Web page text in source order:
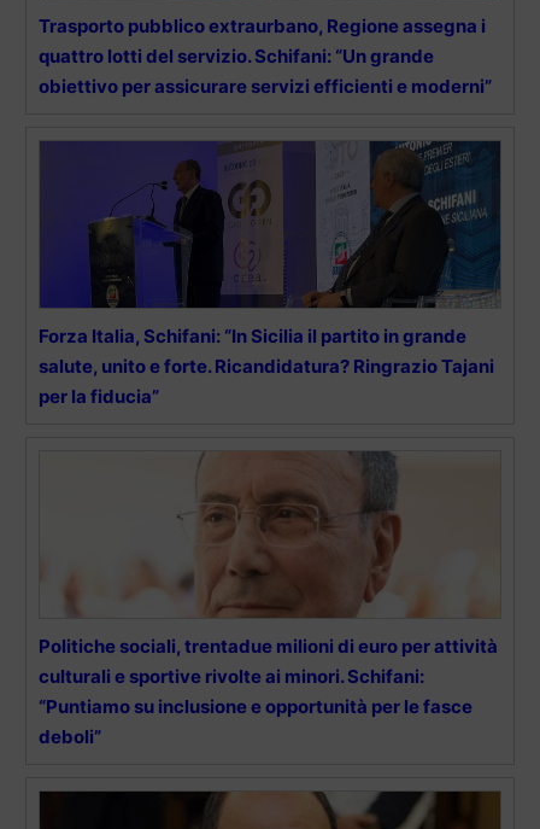
Trasporto pubblico extraurbano, Regione assegna i
quattro lotti del servizio. Schifani: “Un grande
obiettivo per assicurare servizi efficienti e moderni”
Forza Italia, Schifani: “In Sicilia il partito in grande
salute, unito e forte. Ricandidatura? Ringrazio Tajani
per la fiducia”
Politiche sociali, trentadue milioni di euro per attività
culturali e sportive rivolte ai minori. Schifani:
“Puntiamo su inclusione e opportunità per le fasce
deboli”